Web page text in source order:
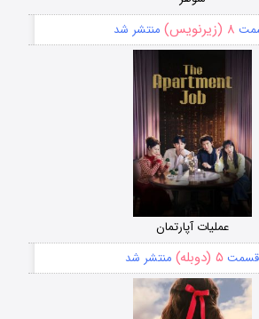
۸ (زیرنویس) منتشر شد
عملیات آپارتمان
قسمت ۵ (دوبله) منتشر شد